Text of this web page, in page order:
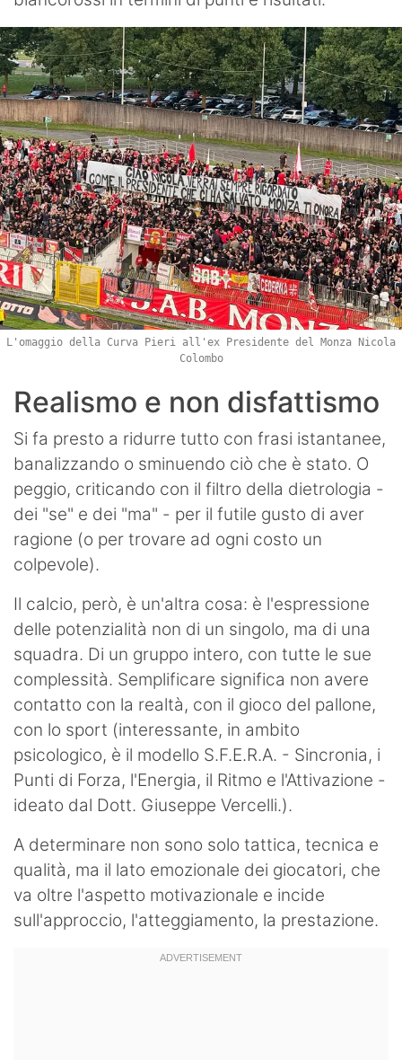
L'omaggio della Curva Pieri all'ex Presidente del Monza Nicola
Colombo
Realismo e non disfattismo
Si fa presto a ridurre tutto con frasi istantanee,
banalizzando o sminuendo ciò che è stato. O
peggio, criticando con il filtro della dietrologia -
dei "se" e dei "ma" - per il futile gusto di aver
ragione (o per trovare ad ogni costo un
colpevole).
Il calcio, però, è un'altra cosa: è l'espressione
delle potenzialità non di un singolo, ma di una
squadra. Di un gruppo intero, con tutte le sue
complessità. Semplificare significa non avere
contatto con la realtà, con il gioco del pallone,
con lo sport (interessante, in ambito
psicologico, è il modello S.F.E.R.A. - Sincronia, i
Punti di Forza, l'Energia, il Ritmo e l'Attivazione -
ideato dal Dott. Giuseppe Vercelli.).
A determinare non sono solo tattica, tecnica e
qualità, ma il lato emozionale dei giocatori, che
va oltre l'aspetto motivazionale e incide
sull'approccio, l'atteggiamento, la prestazione.